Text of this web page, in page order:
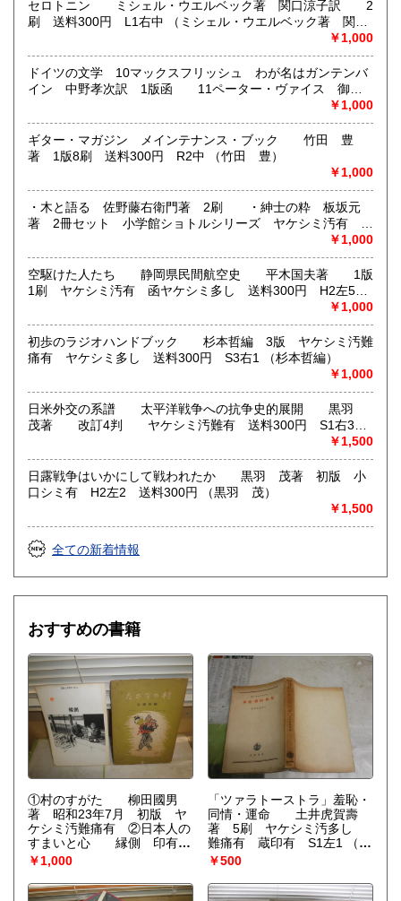
JPの厚さ3㎝ルールが有りますので、超えるものは
す。
によってご負担をお願いする場合もございます。
・クレジット決済、代金前払いのいづれかの選択になりま
・代金引換はご相談下さい。（手数料他要）
※公費は3000円以上からでお願いします。
沿線名：JR東海新幹線、名鉄・東海道本線
最寄駅：豊橋駅
ん。
神秘、哲学、歴史、美術書、アート、建築関係など、買取強
化しています。
総記、哲学宗教、歴史、社会科学、美術工芸、国語国文、外
国文学、近代文献、趣味、外国書、サブカルチャー、古書一
般（その他）
幻想怪奇推理、思想哲学、趣味の本、写真集、幕末ほか。
セロトニン ミシェル・ウエルベック著 関口涼子訳 2
刷 送料300円 L1右中 （ミシェル・ウエルベック著 関口
￥1,000
ドイツの文学 10マックスフリッシュ わが名はガンテンバ
イン 中野孝次訳 1版函 11ペーター・ヴァイス 御者
のからだの影 消点 1版函 ヤケシミ汚有 シミ多し
2冊セット レターパックプラス L1左中 （マックスフリ
ッシュ ペーターヴァイス）
￥1,000
ギター・マガジン メインテナンス・ブック 竹田 豊
著 1版8刷 送料300円 R2中 （竹田 豊）
￥1,000
・木と語る 佐野藤右衛門著 2刷 ・紳士の粋 板坂元
著 2冊セット 小学館ショトルシリーズ ヤケシミ汚有
￥1,000
空駆けた人たち 静岡県民間航空史 平木国夫著 1版
1刷 ヤケシミ汚有 函ヤケシミ多し 送料300円 H2左5
￥1,000
初歩のラジオハンドブック 杉本哲編 3版 ヤケシミ汚難
痛有 ヤケシミ多し 送料300円 S3右1 （杉本哲編）
￥1,000
日米外交の系譜 太平洋戦争への抗争史的展開 黒羽
茂著 改訂4判 ヤケシミ汚難有 送料300円 S1右3
￥1,500
日露戦争はいかにして戦われたか 黒羽 茂著 初版 小
口シミ有 H2左2 送料300円 （黒羽 茂）
￥1,500
全ての新着情報
おすすめの書籍
①村のすがた 柳田國男
著 昭和23年7月 初版 ヤ
ケシミ汚難痛有 ②日本人の
すまいと心 縁側 印有
マーカー線2頁有 計2冊セッ
ト E2左上
￥1,000
「ツァラトーストラ」羞恥・
同情・運命 土井虎賀壽
著 5刷 ヤケシミ汚多し
難痛有 蔵印有 S1左1
（土
井虎賀壽）
￥500